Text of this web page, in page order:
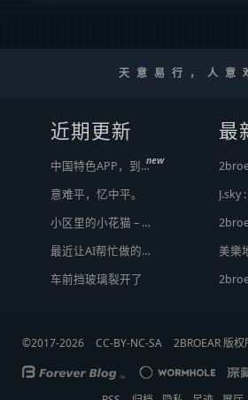
天意易行，人意
近期更新
中国特色APP，到底谁来治？new
意难平，忆中平。
小区里的小花猫 – 日常记事（二百二十）
最近让AI帮忙做的一些事
车前挡玻璃裂开了
最
©2017-2026 CC-BY-NC-SA 2BROEAR 版权